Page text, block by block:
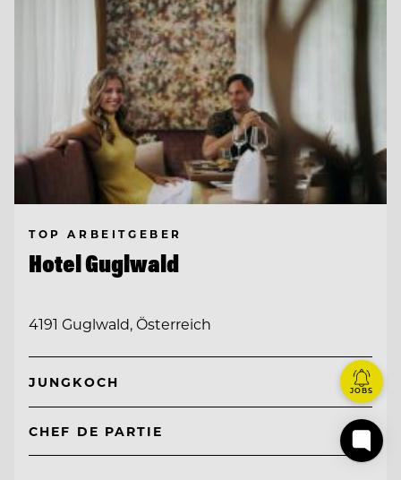
TOP ARBEITGEBER
Hotel Guglwald
4191 Guglwald, Österreich
JUNGKOCH
CHEF DE PARTIE
JOBS